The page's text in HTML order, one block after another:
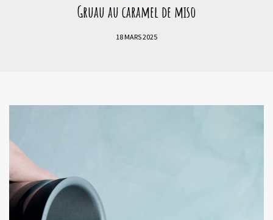
Gruau au caramel de miso
18 MARS 2025